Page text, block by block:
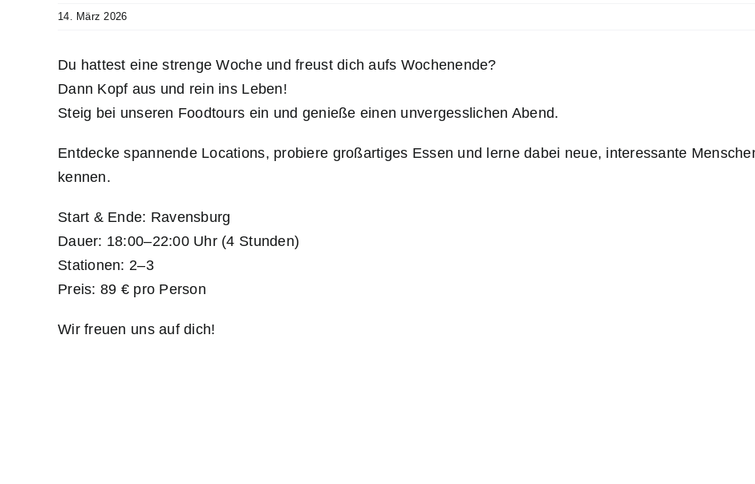
14. März 2026
Du hattest eine strenge Woche und freust dich aufs Wochenende?
Dann Kopf aus und rein ins Leben!
Steig bei unseren Foodtours ein und genieße einen unvergesslichen Abend.
Entdecke spannende Locations, probiere großartiges Essen und lerne dabei neue, interessante
kennen.
Start & Ende: Ravensburg
Dauer: 18:00–22:00 Uhr (4 Stunden)
Stationen: 2–3
Preis: 89 € pro Person
Wir freuen uns auf dich!